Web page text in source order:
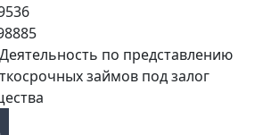
по представлению
займов под залог